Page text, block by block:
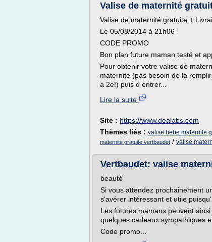
Valise de maternité
Valise de maternité gratuite +
Le 05/08/2014 à 21h06
CODE PROMO
Bon plan future maman testé et
Pour obtenir votre valise de
maternité (pas besoin de la
a 2e!) puis d entrer...
Lire la suite
Site : https://www.dealabs.com
Thèmes liés : valise bebe maternite
maternite gratuite vertbaudet / valise
Vertbaudet: valise
beauté
Si vous attendez prochainement
s'avérer intéressant et utile
Les futures mamans peuvent
quelques cadeaux sympathiques
Code promo...